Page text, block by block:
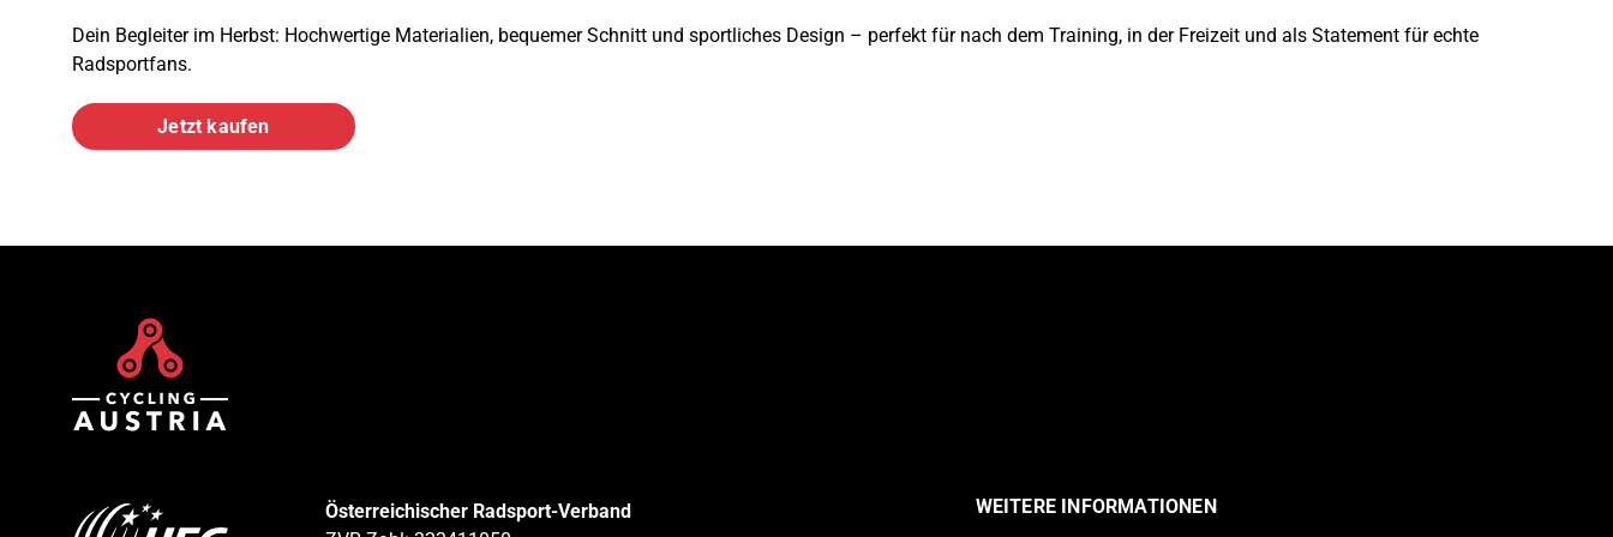
Dein Begleiter im Herbst: Hochwertige Materialien, bequemer Schnitt und sportliches Design – perfekt für nach dem Training, in der Freizeit und als Statement für echte
Radsportfans.
Jetzt kaufen
Österreichischer Radsport-Verband
WEITERE INFORMATIONEN